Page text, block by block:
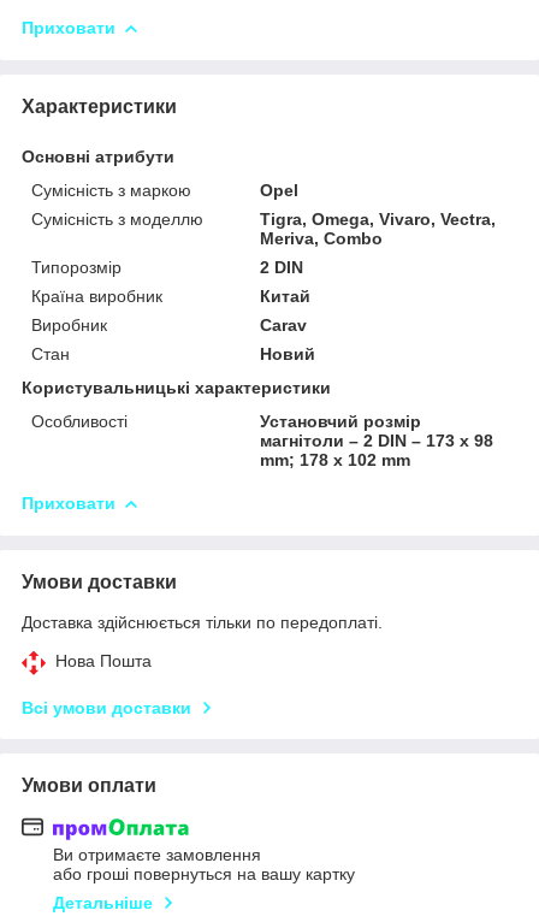
Приховати
Характеристики
Основні атрибути
Сумісність з маркою
Opel
Сумісність з моделлю
Tigra, Omega, Vivaro, Vectra,
Meriva, Combo
Типорозмір
2 DIN
Країна виробник
Китай
Виробник
Carav
Стан
Новий
Користувальницькі характеристики
Особливості
Установчий розмір
магнітоли – 2 DIN – 173 x 98
mm; 178 x 102 mm
Приховати
Умови доставки
Доставка здійснюється тільки по передоплаті.
Нова Пошта
Всі умови доставки
Умови оплати
Ви отримаєте замовлення
або гроші повернуться на вашу картку
Детальніше